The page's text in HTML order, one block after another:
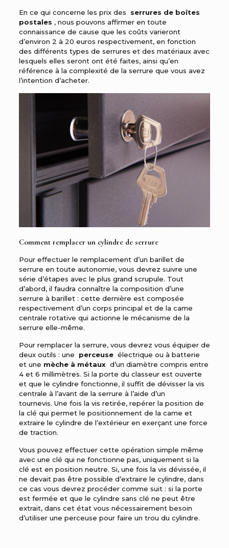
En ce qui concerne les prix des serrures de boîtes
postales , nous pouvons affirmer en toute
connaissance de cause que les coûts varieront
d’environ 2 à 20 euros respectivement, en fonction
des différents types de serrures et des matériaux avec
lesquels elles seront ont été faites, ainsi qu’en
référence à la complexité de la serrure que vous avez
l’intention d’acheter.
Comment remplacer un cylindre de serrure
Pour effectuer le remplacement d’un barillet de
serrure en toute autonomie, vous devrez suivre une
série d’étapes avec le plus grand scrupule. Tout
d’abord, il faudra connaître la composition d’une
serrure à barillet : cette dernière est composée
respectivement d’un corps principal et de la came
centrale rotative qui actionne le mécanisme de la
serrure elle-même.
Pour remplacer la serrure, vous devrez vous équiper de
deux outils : une perceuseélectrique ou à batterie
et une mèche à métauxd’un diamètre compris entre
4 et 6 millimètres. Si la porte du classeur est ouverte
et que le cylindre fonctionne, il suffit de dévisser la vis
centrale à l’avant de la serrure à l’aide d’un
tournevis. Une fois la vis retirée, repérer la position de
la clé qui permet le positionnement de la came et
extraire le cylindre de l’extérieur en exerçant une force
de traction.
Vous pouvez effectuer cette opération simple même
avec une clé qui ne fonctionne pas, uniquement si la
clé est en position neutre. Si, une fois la vis dévissée, il
ne devait pas être possible d’extraire le cylindre, dans
ce cas vous devrez procéder comme suit : si la porte
est fermée et que le cylindre sans clé ne peut être
extrait, dans cet état vous nécessairement besoin
d’utiliser une perceuse pour faire un trou du cylindre.